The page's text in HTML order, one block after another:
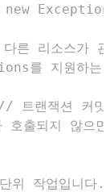
Exception("
른 리소스가
를 지원하는
// 트랜잭션 커밋
되지 않으면
작업입니다.